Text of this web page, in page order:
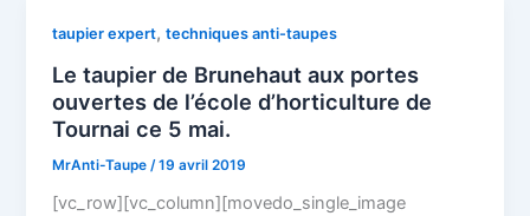
taupier expert,techniques anti-taupes
Le taupier de Brunehaut aux portes
ouvertes de l’école d’horticulture de
Tournai ce 5 mai.
MrAnti-Taupe /19 avril 2019
[vc_row][vc_column][movedo_single_image